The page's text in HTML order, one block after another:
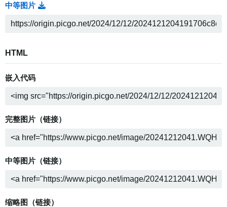
中等图片
HTML
嵌入代码
完整图片（链接）
中等图片（链接）
缩略图（链接）